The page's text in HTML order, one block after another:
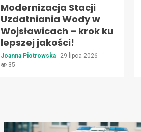
Modernizacja Stacji
Uzdatniania Wody w
Wojsławicach – krok ku
lepszej jakości!
Joanna Piotrowska
29 lipca 2026
35